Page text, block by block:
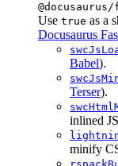
Use true as a
Docusaurus
Babel).
Terser).
inlined
minify